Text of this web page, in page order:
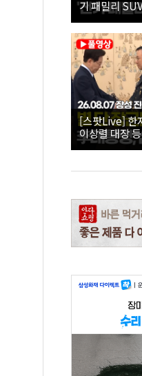
기 패밀리
[스팟Live] 한
이상렬 대장
직접 수여｜